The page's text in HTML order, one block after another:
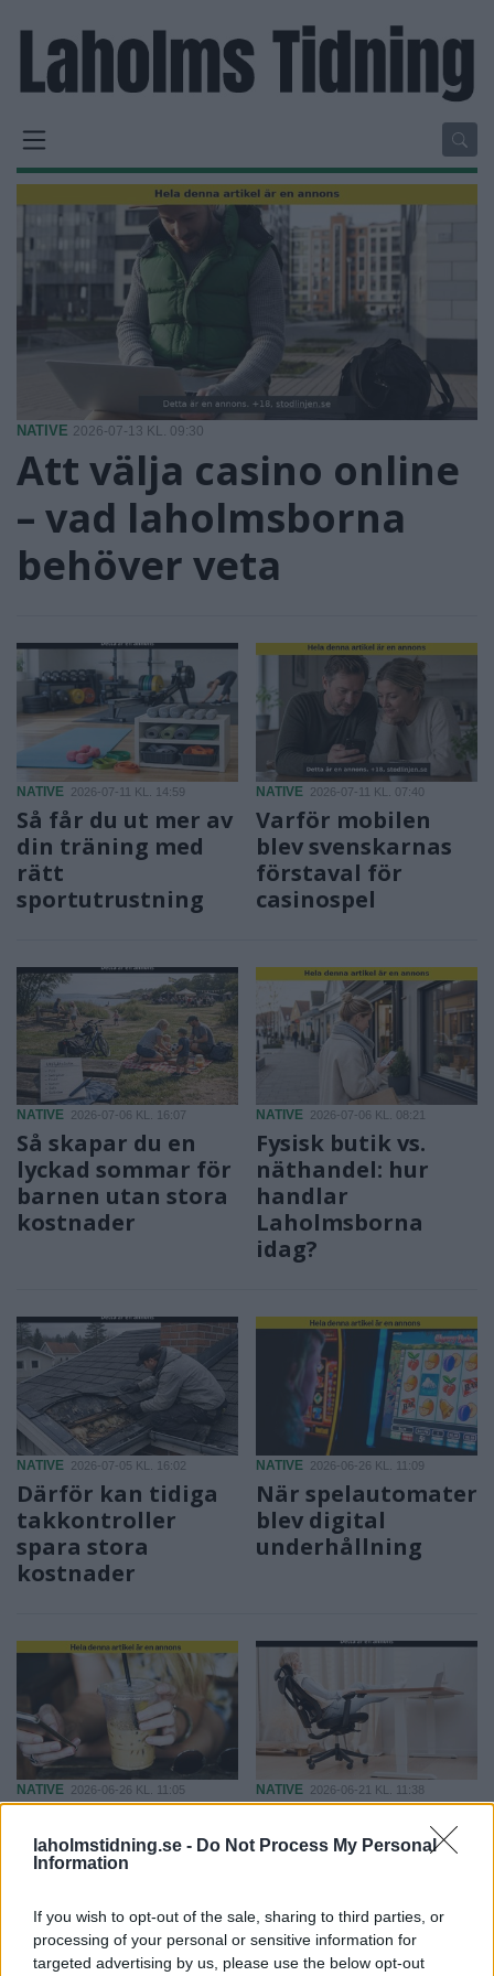
laholmstidning.se - Do Not Process My Personal
Information
If you wish to opt-out of the sale, sharing to third parties, or
processing of your personal or sensitive information for
targeted advertising by us, please use the below opt-out
NATIVE 2026-07-13 KL. 09:30
Att välja casino online
– vad laholmsborna
behöver veta
NATIVE 2026-07-11 KL. 14:59
Så får du ut mer av
din träning med
rätt
sportutrustning
NATIVE 2026-07-11 KL. 07:40
Varför mobilen
blev svenskarnas
förstaval för
casinospel
NATIVE 2026-07-06 KL. 16:07
Så skapar du en
lyckad sommar för
barnen utan stora
kostnader
NATIVE 2026-07-06 KL. 08:21
Fysisk butik vs.
näthandel: hur
handlar
Laholmsborna
idag?
NATIVE 2026-07-05 KL. 16:02
Därför kan tidiga
takkontroller
spara stora
kostnader
NATIVE 2026-06-26 KL. 11:09
När spelautomater
blev digital
underhållning
NATIVE 2026-06-26 KL. 11:05
Halland väljer
digitala
NATIVE 2026-06-21 KL. 11:38
eftermiddagstrött